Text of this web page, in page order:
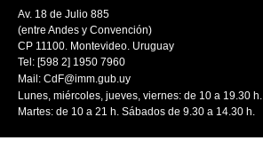
Av. 18 de Julio 885
(entre Andes y Convención)
CP 11100. Montevideo. Uruguay
Tel: [598 2] 1950 7960
Mail: CdF@imm.gub.uy
Lunes, miércoles, jueves, viernes: de 10 a 19.30 h.
Martes: de 10 a 21 h. Sábados de 9.30 a 14.30 h.